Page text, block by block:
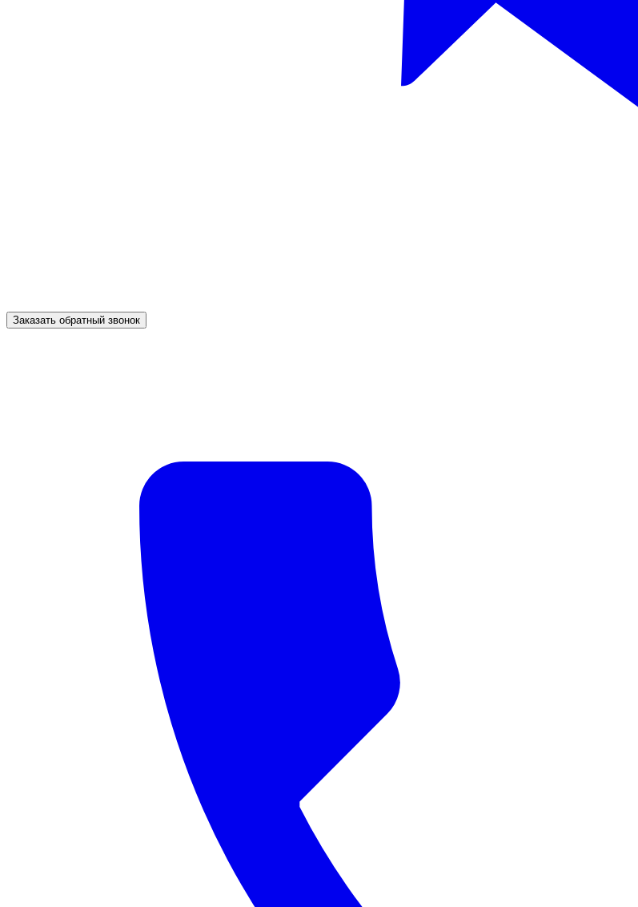
Заказать обратный звонок